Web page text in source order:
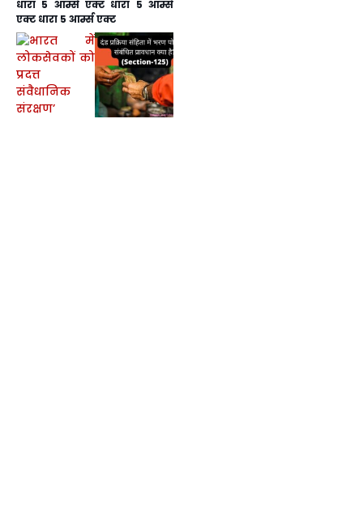
धारा 5 आर्म्स एक्ट धारा 5 आर्म्स
एक्ट धारा 5 आर्म्स एक्ट